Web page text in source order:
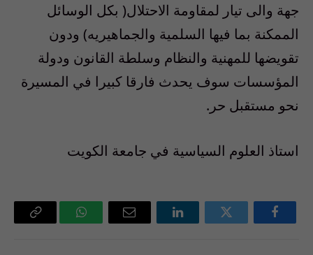
جهة والى تيار لمقاومة الاحتلال( بكل الوسائل
الممكنة بما فيها السلمية والجماهيريه) ودون
تقويضها للمهنية والنظام وسلطة القانون ودولة
المؤسسات سوف يحدث فارقا كبيرا في المسيرة
نحو مستقبل حر.
استاذ العلوم السياسية في جامعة الكويت
فيسبوك تويتر لينكدإن
البريد
واتساب Copy